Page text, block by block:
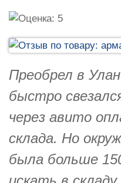
Преобрел в
быстро
через авито
склада. Но
была больше